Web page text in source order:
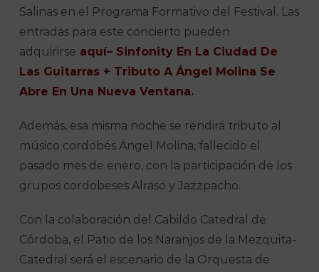
Salinas en el Programa Formativo del Festival. Las
entradas para este concierto pueden
adquirirse aquí– Sinfonity En La Ciudad De
Las Guitarras + Tributo A Ángel Molina Se
Abre En Una Nueva Ventana.
Además, esa misma noche se rendirá tributo al
músico cordobés Ángel Molina, fallecido el
pasado mes de enero, con la participación de los
grupos cordobeses Alraso y Jazzpacho.
Con la colaboración del Cabildo Catedral de
Córdoba, el Patio de los Naranjos de la Mezquita-
Catedral será el escenario de la Orquesta de